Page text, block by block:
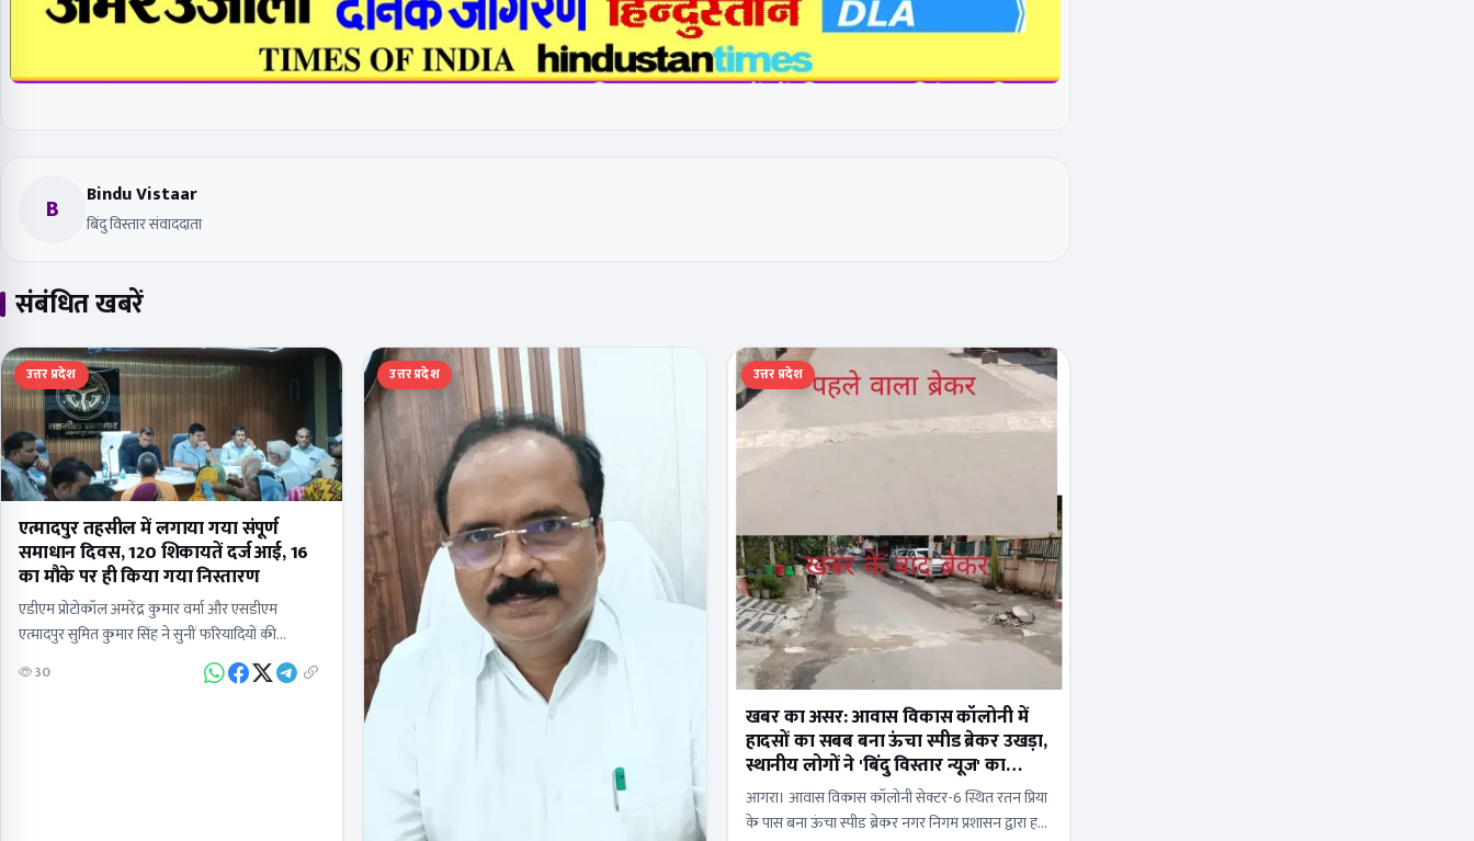
B Bindu Vistaar
बिंदु विस्तार संवाददाता
संबंधित खबरें
उत्तर प्रदेश
एत्मादपुर तहसील में लगाया गया संपूर्ण
समाधान दिवस, 120 शिकायतें दर्ज आई, 16
का मौके पर ही किया गया निस्तारण
एडीएम प्रोटोकॉल अमरेंद्र कुमार वर्मा और एसडीएम
एत्मादपुर सुमित कुमार सिंह ने सुनीं फरियादियों की
समस्याएंतहसील दिवस संपूर्ण समाधान दिवस में
अधिकारियों ने दिए शिकायतों के तत्काल निस्तारण…
30
उत्तर प्रदेश उत्तर प्रदेश
खबर का असर: आवास विकास कॉलोनी में
हादसों का सबब बना ऊंचा स्पीड ब्रेकर उखड़ा,
स्थानीय लोगों ने 'बिंदु विस्तार न्यूज' का
जताया आभार
आगरा। आवास विकास कॉलोनी सेक्टर-6 स्थित रतन प्रिया
के पास बना ऊंचा स्पीड ब्रेकर नगर निगम प्रशासन द्वारा हटा